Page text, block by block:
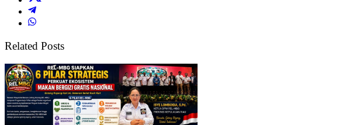
Related Posts